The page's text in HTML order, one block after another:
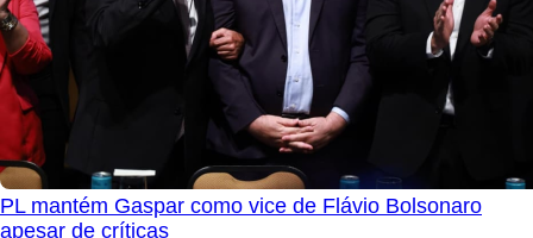
PL mantém Gaspar como vice de Flávio Bolsonaro
apesar de críticas